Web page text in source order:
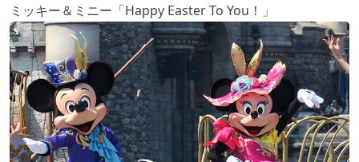
ミッキー＆ミニー「Happy Easter To You！」